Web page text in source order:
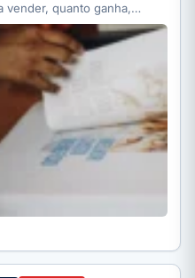
vender, quanto ganha,